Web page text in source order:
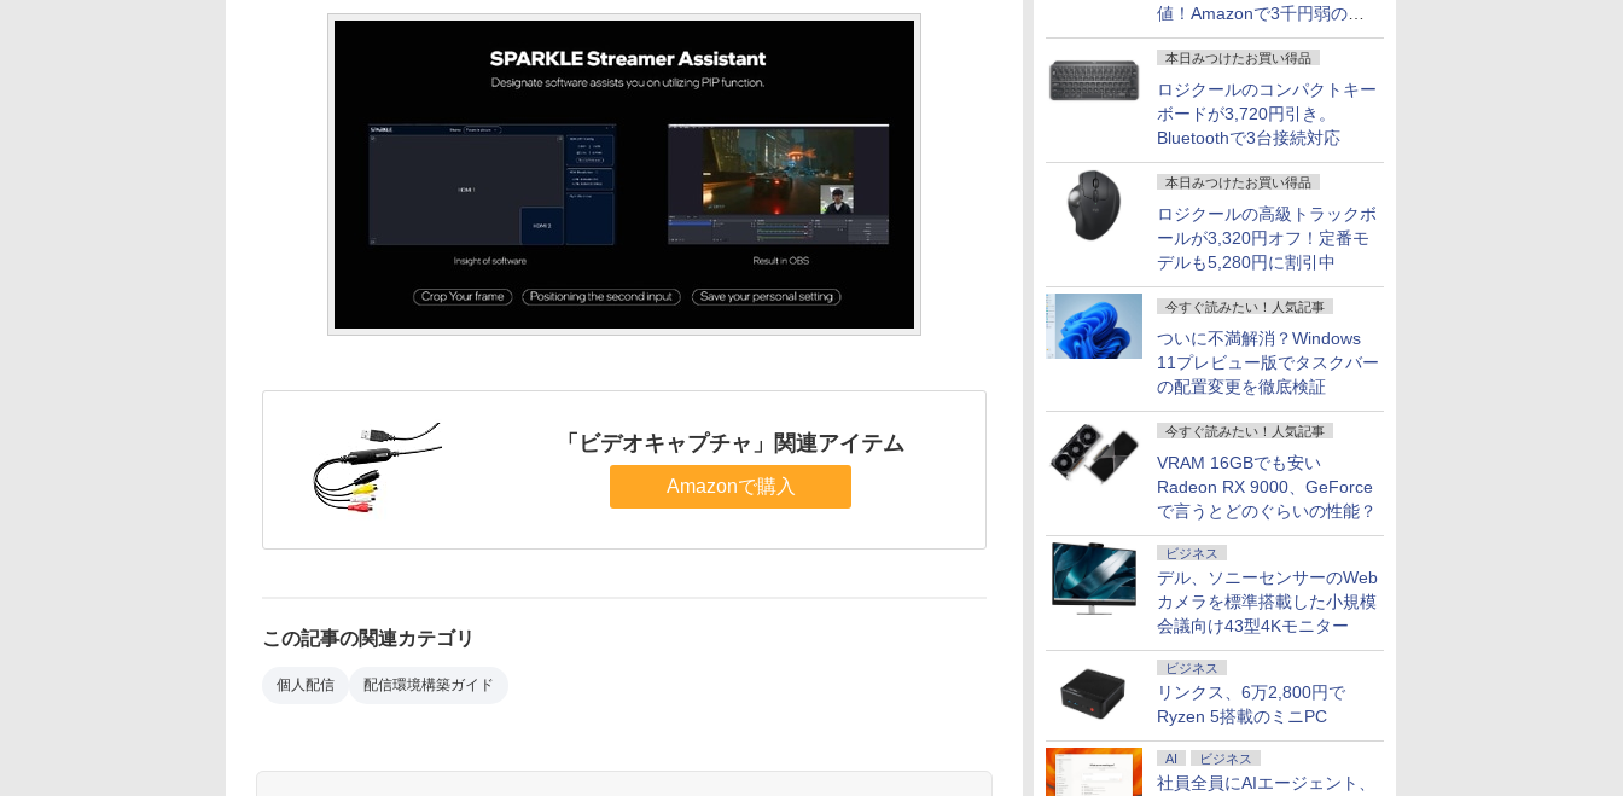
値！Amazonで3千円弱の割
引
本日みつけたお買い得品
ロジクールのコンパクトキー
ボードが3,720円引き。
Bluetoothで3台接続対応
本日みつけたお買い得品
ロジクールの高級トラックボ
ールが3,320円オフ！定番モ
デルも5,280円に割引中
今すぐ読みたい！人気記事
ついに不満解消？Windows
11プレビュー版でタスクバー
の配置変更を徹底検証
今すぐ読みたい！人気記事
VRAM 16GBでも安い
Radeon RX 9000、GeForce
で言うとどのぐらいの性能？
ビジネス
デル、ソニーセンサーのWeb
カメラを標準搭載した小規模
会議向け43型4Kモニター
ビジネス
リンクス、6万2,800円で
Ryzen 5搭載のミニPC
AI ビジネス
社員全員にAIエージェント、
「ビデオキャプチャ」関連アイテム
Amazonで購入
この記事の関連カテゴリ
個人配信 配信環境構築ガイド